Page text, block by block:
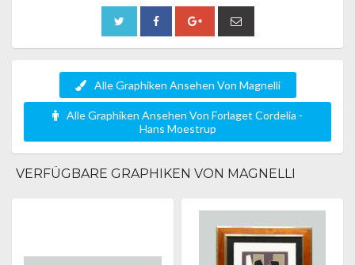
Alle Graphiken Ansehen Von Magnelli
Alle Graphiken Ansehen Von Forlaget Cordelia -
Hans Moestrup
VERFÜGBARE GRAPHIKEN VON MAGNELLI